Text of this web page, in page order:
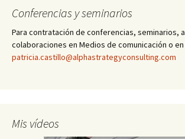
Conferencias y seminarios
Para contratación de conferencias, seminarios,
colaboraciones en Medios de comunicación o en
patricia.castillo@alphastrategyconsulting.com
Mis vídeos